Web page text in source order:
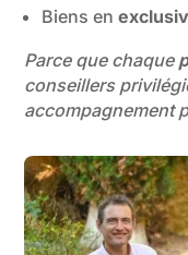
Biens en
Parce que chaque
conseillers
accompagnement